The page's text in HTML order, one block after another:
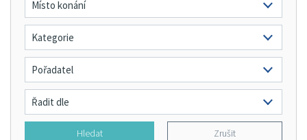
Hledat Zrušit